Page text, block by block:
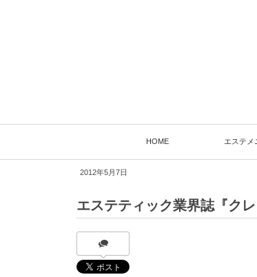
HOME エステメ
2012年5月7日
エステティック業界誌『ク